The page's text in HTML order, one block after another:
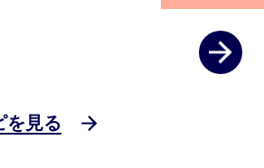
を見る